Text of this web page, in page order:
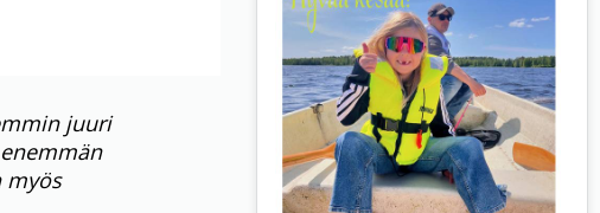
juuri
myös